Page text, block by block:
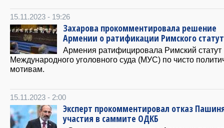
15.11.2023 - 19:26
Захарова прокомментировала решение
Армении о ратификации Римского
Армения ратифицировала Римский статут
Международного уголовного суда (МУС) по чисто
мотивам.
15.11.2023 - 2:00
Эксперт прокомментировал отказ
участия в саммите ОДКБ